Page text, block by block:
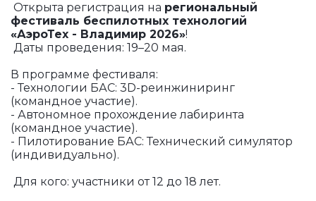
Открыта регистрация на региональный
фестиваль беспилотных технологий
«АэроТех - Владимир 2026»!
Даты проведения: 19–20 мая.
В программе фестиваля:
- Технологии БАС: 3D-реинжиниринг
(командное участие).
- Автономное прохождение лабиринта
(командное участие).
- Пилотирование БАС: Технический симулятор
(индивидуально).
Для кого: участники от 12 до 18 лет.